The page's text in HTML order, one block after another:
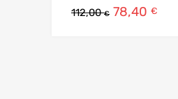
112,00€ 78,40 €